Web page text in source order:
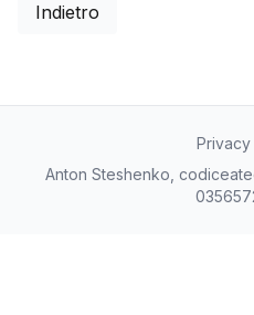
Indietro
Anton Steshenko,